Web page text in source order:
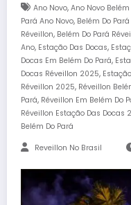
Ano Novo, Ano Novo Belém
Pará Ano Novo, Belém Do
Réveillon, Belém Do Pará
Ano, Estação Das Docas,
Docas Em Belém Do Pará,
Docas Réveillon 2025,
Réveillon 2025, Réveillon
Pará, Réveillon Em Belém Do
Réveillon Estação Das Docas
Belém Do Pará
Reveillon No Brasil